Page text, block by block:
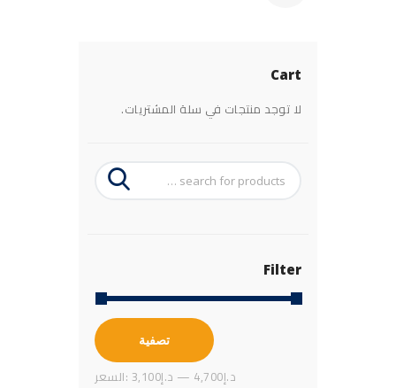
Cart
لا توجد منتجات في سلة المشتريات.
Filter
أدنى
سعر
أعلى
سعر
تصفية
السعر: 3,100د.إ — 4,700د.إ